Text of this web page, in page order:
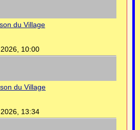
du Village
10:00
du Village
13:34